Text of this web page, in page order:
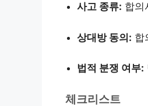
사고 종류: 합의
상대방 동의: 합
법적 분쟁 여부:
체크리스트